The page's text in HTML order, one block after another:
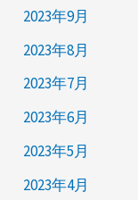
2023年9月
2023年8月
2023年7月
2023年6月
2023年5月
2023年4月